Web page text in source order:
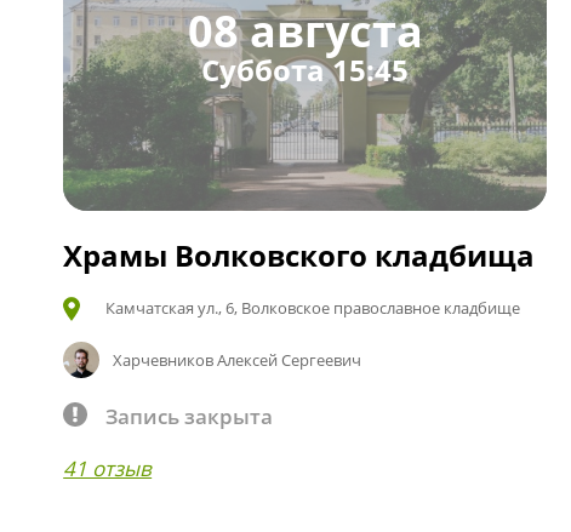
08 августа
Суббота 15:45
Храмы Волковского кладбища
Камчатская ул., 6, Волковское православное кладбище
Харчевников Алексей Сергеевич
Запись закрыта
41 отзыв